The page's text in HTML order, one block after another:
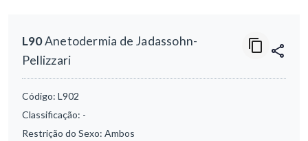
L90Anetodermia de Jadassohn-
Pellizzari
Código: L902
Classificação: -
Restrição do Sexo: Ambos